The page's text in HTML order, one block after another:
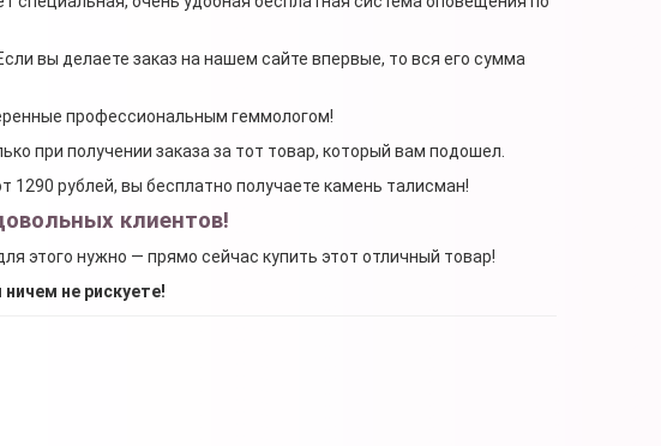
вы делаете заказ на нашем сайте впервые, то вся его сумма
профессиональным геммологом!
при получении заказа за тот товар, который вам подошел.
1290 рублей, вы бесплатно получаете камень талисман!
клиентов!
этого нужно — прямо сейчас купить этот отличный товар!
не рискуете!